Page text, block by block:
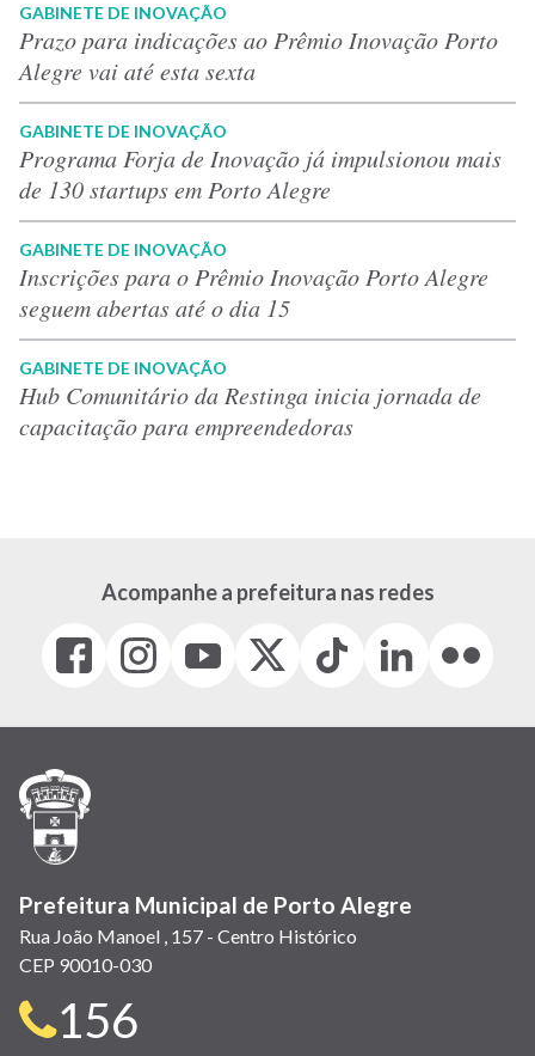
GABINETE DE INOVAÇÃO
Prazo para indicações ao Prêmio Inovação Porto
Alegre vai até esta sexta
GABINETE DE INOVAÇÃO
Programa Forja de Inovação já impulsionou mais
de 130 startups em Porto Alegre
GABINETE DE INOVAÇÃO
Inscrições para o Prêmio Inovação Porto Alegre
seguem abertas até o dia 15
GABINETE DE INOVAÇÃO
Hub Comunitário da Restinga inicia jornada de
capacitação para empreendedoras
Acompanhe a prefeitura nas redes
Facebook
(link
em
janela)
Instagram
(link
em
(link
em
(Antigo
(link
Tiktok
(link
em
LinkedIn
(link
em
(link
em
Prefeitura Municipal de Porto Alegre
Rua João Manoel , 157 - Centro Histórico
CEP 90010-030
Telefone
156